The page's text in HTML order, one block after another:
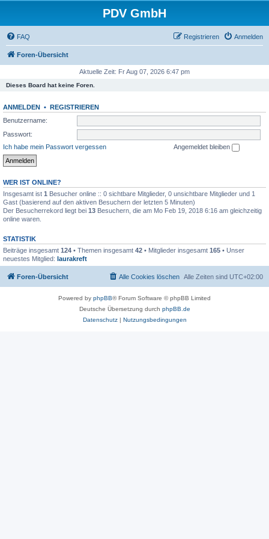
PDV GmbH
FAQ Anmelden
Registrieren
Foren-Übersicht
Aktuelle Zeit: Fr Aug 07, 2026 6:47 pm
Dieses Board hat keine Foren.
ANMELDEN • REGISTRIEREN
Benutzername:
Passwort:
Ich habe mein Passwort vergessen
Angemeldet bleiben
WER IST ONLINE?
Insgesamt ist 1 Besucher online :: 0 sichtbare Mitglieder, 0 unsichtbare Mitglieder und 1
Gast (basierend auf den aktiven Besuchern der letzten 5 Minuten)
Der Besucherrekord liegt bei 13 Besuchern, die am Mo Feb 19, 2018 6:16 am gleichzeitig
online waren.
STATISTIK
Beiträge insgesamt 124 • Themen insgesamt 42 • Mitglieder insgesamt 165 • Unser
neuestes Mitglied: laurakreft
Foren-Übersicht Alle Zeiten sind UTC+02:00
Alle Cookies löschen
Powered by phpBB® Forum Software © phpBB Limited
Deutsche Übersetzung durch phpBB.de
Datenschutz| Nutzungsbedingungen